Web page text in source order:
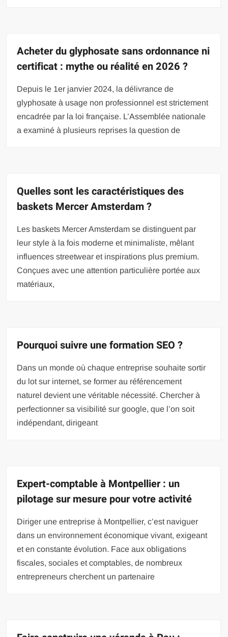
Acheter du glyphosate sans ordonnance ni
certificat : mythe ou réalité en 2026 ?
Depuis le 1er janvier 2024, la délivrance de
glyphosate à usage non professionnel est strictement
encadrée par la loi française. L’Assemblée nationale
a examiné à plusieurs reprises la question de
Quelles sont les caractéristiques des
baskets Mercer Amsterdam ?
Les baskets Mercer Amsterdam se distinguent par
leur style à la fois moderne et minimaliste, mêlant
influences streetwear et inspirations plus premium.
Conçues avec une attention particulière portée aux
matériaux,
Pourquoi suivre une formation SEO ?
Dans un monde où chaque entreprise souhaite sortir
du lot sur internet, se former au référencement
naturel devient une véritable nécessité. Chercher à
perfectionner sa visibilité sur google, que l’on soit
indépendant, dirigeant
Expert-comptable à Montpellier : un
pilotage sur mesure pour votre activité
Diriger une entreprise à Montpellier, c’est naviguer
dans un environnement économique vivant, exigeant
et en constante évolution. Face aux obligations
fiscales, sociales et comptables, de nombreux
entrepreneurs cherchent un partenaire